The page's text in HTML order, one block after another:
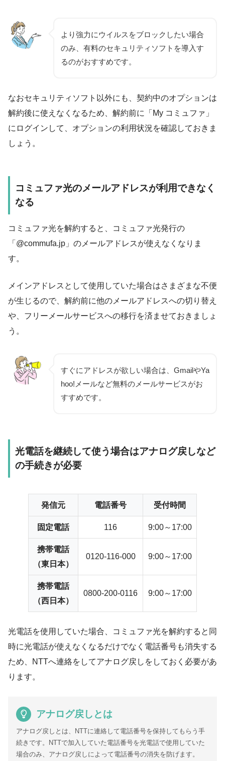
より強力にウイルスをブロックしたい場合
のみ、有料のセキュリティソフトを導入す
るのがおすすめです。
なおセキュリティソフト以外にも、契約中のオプションは
解約後に使えなくなるため、解約前に「My コミュファ」
にログインして、オプションの利用状況を確認しておきま
しょう。
コミュファ光のメールアドレスが利用できなく
なる
コミュファ光を解約すると、
コミュファ光発行の
「@commufa.jp」のメールアドレスが使えなくなりま
す。
メインアドレスとして使用していた場合はさまざまな不便
が生じるので、解約前に他のメールアドレスへの切り替え
や、フリーメールサービスへの移行を済ませておきましょ
う。
すぐにアドレスが欲しい場合は、GmailやYa
hoo!メールなど無料のメールサービスがお
すすめです。
光電話を継続して使う場合はアナログ戻しなど
の手続きが必要
発信元 電話番号 受付時間
固定電話 116 9:00～17:00
携帯電話
（東日本）
0120-116-000 9:00～17:00
携帯電話
（西日本）
0800-200-0116 9:00～17:00
光電話を使用していた場合、コミュファ光を解約すると同
時に光電話が使えなくなるだけでなく電話番号も消失する
ため、NTTへ連絡をしてアナログ戻しをしておく必要があ
ります。
アナログ戻しとは
アナログ戻しとは、NTTに連絡して電話番号を保持してもらう手
続きです。NTTで加入していた電話番号を光電話で使用していた
場合のみ、アナログ戻しによって電話番号の消失を防げます。